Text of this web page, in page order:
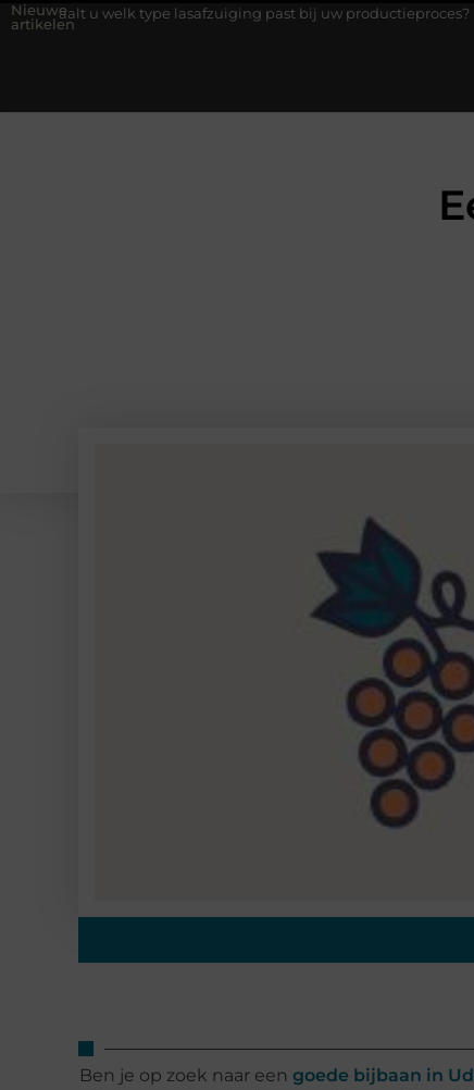
Nieuwe
artikelen
type lasafzuiging past bij uw productieproces? Wat is een
Ben je op zoek naar een goede bijbaan in